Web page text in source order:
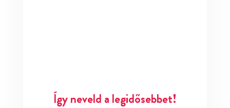
Így neveld a legidősebbet!